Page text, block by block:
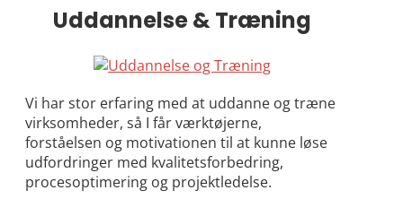
Uddannelse & Træning
Vi har stor erfaring med at uddanne og træne
virksomheder, så I får værktøjerne,
forståelsen og motivationen til at kunne løse
udfordringer med kvalitetsforbedring,
procesoptimering og projektledelse.